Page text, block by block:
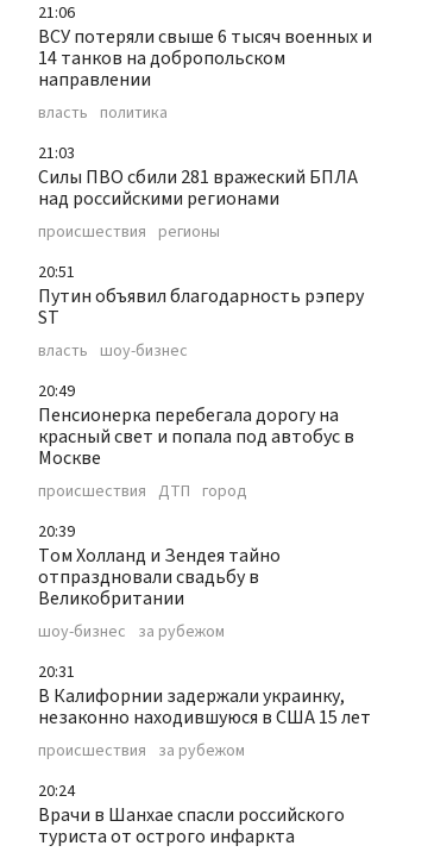
21:06
ВСУ потеряли свыше 6 тысяч военных и
14 танков на добропольском
направлении
власть политика
21:03
Силы ПВО сбили 281 вражеский БПЛА
над российскими регионами
происшествия регионы
20:51
Путин объявил благодарность рэперу
ST
власть шоу-бизнес
20:49
Пенсионерка перебегала дорогу на
красный свет и попала под автобус в
Москве
происшествия ДТП город
20:39
Том Холланд и Зендея тайно
отпраздновали свадьбу в
Великобритании
шоу-бизнес за рубежом
20:31
В Калифорнии задержали украинку,
незаконно находившуюся в США 15 лет
происшествия за рубежом
20:24
Врачи в Шанхае спасли российского
туриста от острого инфаркта